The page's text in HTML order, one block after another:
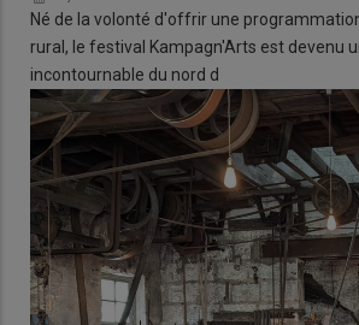
Né de la volonté d'offrir une
rural, le festival Kampagn'Arts est devenu
incontournable du nord d